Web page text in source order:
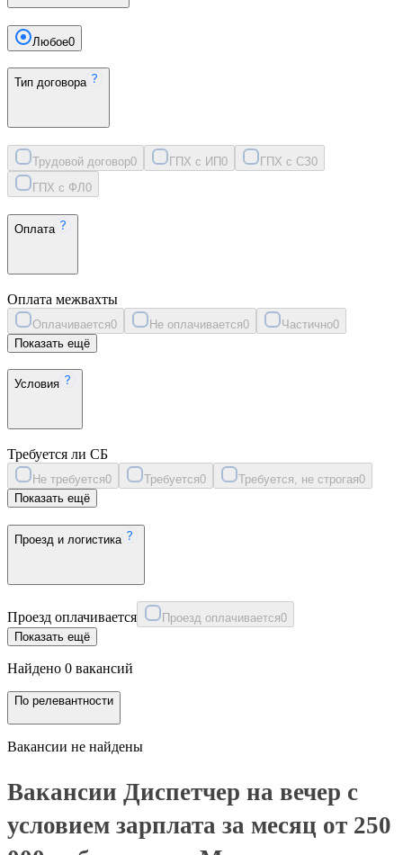
Любое0
Тип договора
Трудовой договор0 ГПХ с ИП0 ГПХ с СЗ0
ГПХ с ФЛ 0
Оплата
Оплата межвахты
Оплачивается0 Не оплачивается0 Частично0
Показать ещё
Условия
Требуется ли СБ
Не требуется0 Требуется0 Требуется, не строгая0
Показать ещё
Проезд и логистика
Проезд оплачивается Проезд оплачивается0
Показать ещё
Найдено 0 вакансий
По релевантности
Вакансии не найдены
Вакансии Диспетчер на вечер с
условием зарплата за месяц от 250